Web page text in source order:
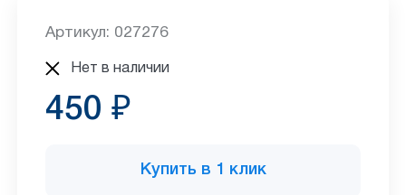
Артикул: 027276
Нет в наличии
450 ₽
Купить в 1 клик